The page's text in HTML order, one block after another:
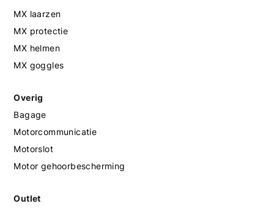
MX laarzen
MX protectie
MX helmen
MX goggles
Overig
Bagage
Motorcommunicatie
Motorslot
Motor gehoorbescherming
Outlet